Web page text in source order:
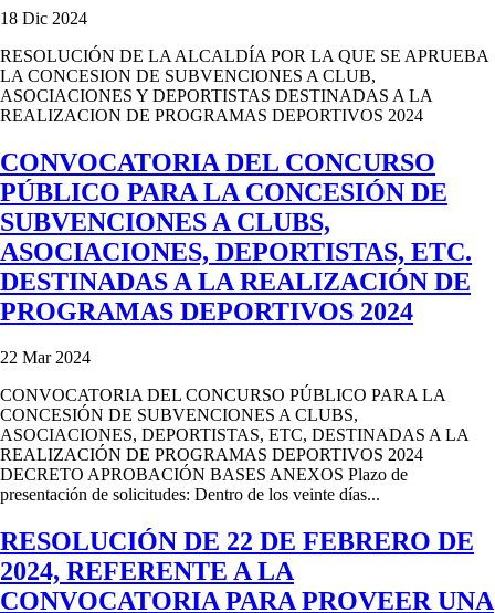
18 Dic 2024
RESOLUCIÓN DE LA ALCALDÍA POR LA QUE SE APRUEBA
LA CONCESION DE SUBVENCIONES A CLUB,
ASOCIACIONES Y DEPORTISTAS DESTINADAS A LA
REALIZACION DE PROGRAMAS DEPORTIVOS 2024
CONVOCATORIA DEL CONCURSO
PÚBLICO PARA LA CONCESIÓN DE
SUBVENCIONES A CLUBS,
ASOCIACIONES, DEPORTISTAS, ETC.
DESTINADAS A LA REALIZACIÓN DE
PROGRAMAS DEPORTIVOS 2024
22 Mar 2024
CONVOCATORIA DEL CONCURSO PÚBLICO PARA LA
CONCESIÓN DE SUBVENCIONES A CLUBS,
ASOCIACIONES, DEPORTISTAS, ETC, DESTINADAS A LA
REALIZACIÓN DE PROGRAMAS DEPORTIVOS 2024
DECRETO APROBACIÓN BASES ANEXOS Plazo de
presentación de solicitudes: Dentro de los veinte días...
RESOLUCIÓN DE 22 DE FEBRERO DE
2024, REFERENTE A LA
CONVOCATORIA PARA PROVEER UNA